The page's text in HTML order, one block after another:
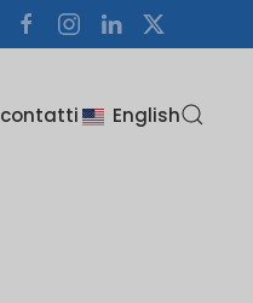
contatti English